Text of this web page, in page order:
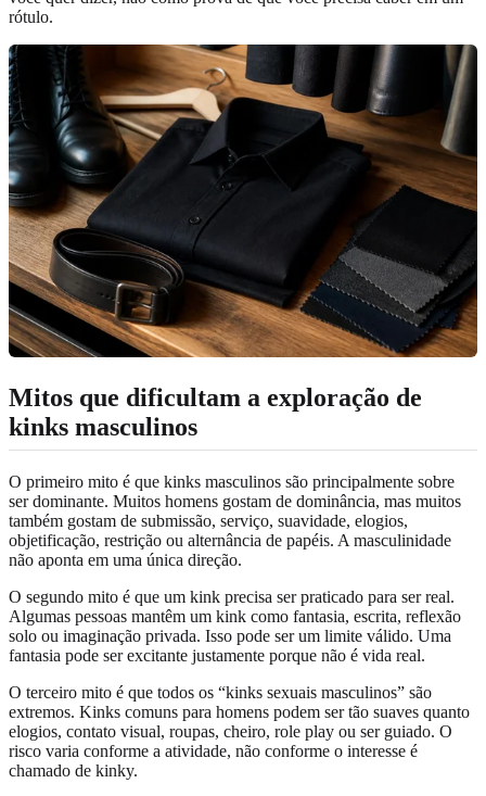
rótulo.
Mitos que dificultam a exploração de
kinks masculinos
O primeiro mito é que kinks masculinos são principalmente sobre
ser dominante. Muitos homens gostam de dominância, mas muitos
também gostam de submissão, serviço, suavidade, elogios,
objetificação, restrição ou alternância de papéis. A masculinidade
não aponta em uma única direção.
O segundo mito é que um kink precisa ser praticado para ser real.
Algumas pessoas mantêm um kink como fantasia, escrita, reflexão
solo ou imaginação privada. Isso pode ser um limite válido. Uma
fantasia pode ser excitante justamente porque não é vida real.
O terceiro mito é que todos os “kinks sexuais masculinos” são
extremos. Kinks comuns para homens podem ser tão suaves quanto
elogios, contato visual, roupas, cheiro, role play ou ser guiado. O
risco varia conforme a atividade, não conforme o interesse é
chamado de kinky.